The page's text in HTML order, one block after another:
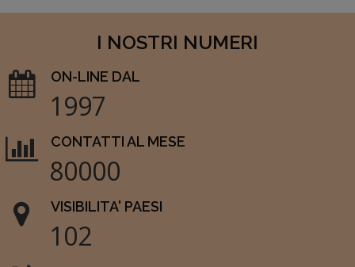
I NOSTRI NUMERI
ON-LINE DAL
1997
CONTATTI AL MESE
80000
VISIBILITA' PAESI
102